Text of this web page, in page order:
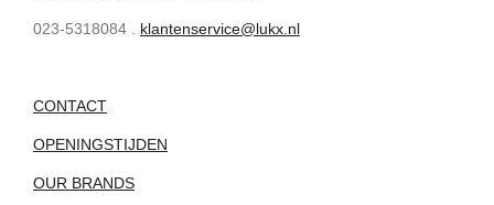
023-5318084 . klantenservice@lukx.nl
CONTACT
OPENINGSTIJDEN
OUR BRANDS